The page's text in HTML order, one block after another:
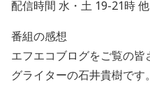
配信時間 水・土 19-21時 他
番組の感想
エフエコブログをご覧の
グライターの石井貴樹です。